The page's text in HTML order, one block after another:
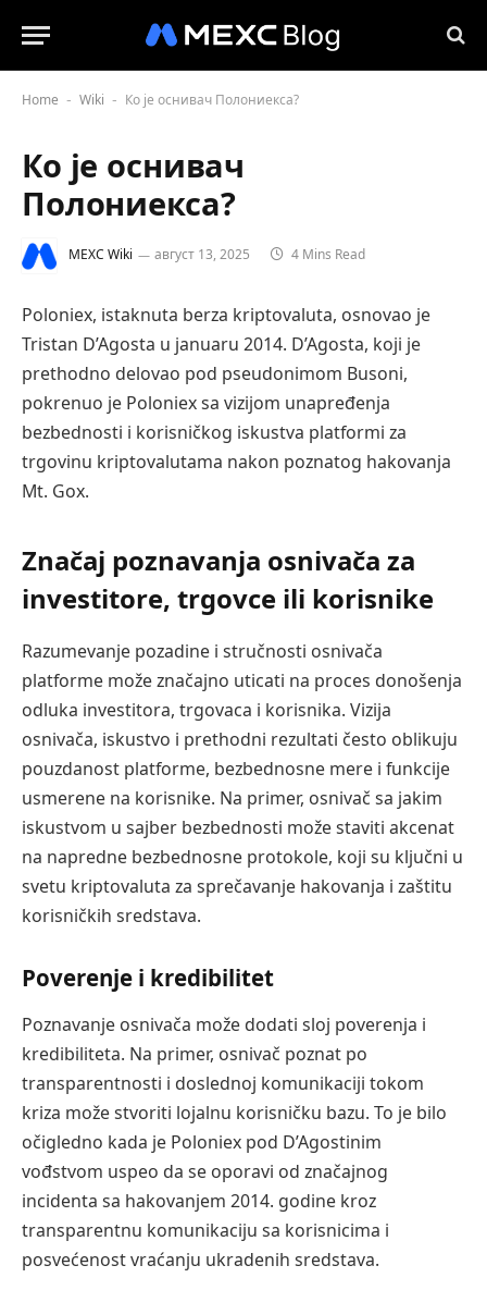
Home - Wiki - Ко је оснивач Полониекса?
Ко је оснивач
Полониекса?
MEXC Wiki август 13, 2025 4 Mins Read
Poloniex, istaknuta berza kriptovaluta, osnovao je
Tristan D’Agosta u januaru 2014. D’Agosta, koji je
prethodno delovao pod pseudonimom Busoni,
pokrenuo je Poloniex sa vizijom unapređenja
bezbednosti i korisničkog iskustva platformi za
trgovinu kriptovalutama nakon poznatog hakovanja
Mt. Gox.
Značaj poznavanja osnivača za
investitore, trgovce ili korisnike
Razumevanje pozadine i stručnosti osnivača
platforme može značajno uticati na proces donošenja
odluka investitora, trgovaca i korisnika. Vizija
osnivača, iskustvo i prethodni rezultati često oblikuju
pouzdanost platforme, bezbednosne mere i funkcije
usmerene na korisnike. Na primer, osnivač sa jakim
iskustvom u sajber bezbednosti može staviti akcenat
na napredne bezbednosne protokole, koji su ključni u
svetu kriptovaluta za sprečavanje hakovanja i zaštitu
korisničkih sredstava.
Poverenje i kredibilitet
Poznavanje osnivača može dodati sloj poverenja i
kredibiliteta. Na primer, osnivač poznat po
transparentnosti i doslednoj komunikaciji tokom
kriza može stvoriti lojalnu korisničku bazu. To je bilo
očigledno kada je Poloniex pod D’Agostinim
vođstvom uspeo da se oporavi od značajnog
incidenta sa hakovanjem 2014. godine kroz
transparentnu komunikaciju sa korisnicima i
posvećenost vraćanju ukradenih sredstava.